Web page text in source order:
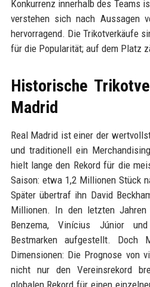
Konkurrenz innerhalb des Teams
verstehen sich nach Aussagen
hervorragend. Die Trikotverkäufe
für die Popularität; auf dem Platz
Historische
Madrid
Real Madrid ist einer der
und traditionell ein
hielt lange den Rekord für die
Saison: etwa 1,2 Millionen Stück
Später übertraf ihn David
Millionen. In den letzten
Benzema, Vinícius Júnior
Bestmarken aufgestellt. Doch
Dimensionen: Die Prognose von
nicht nur den Vereinsrekord